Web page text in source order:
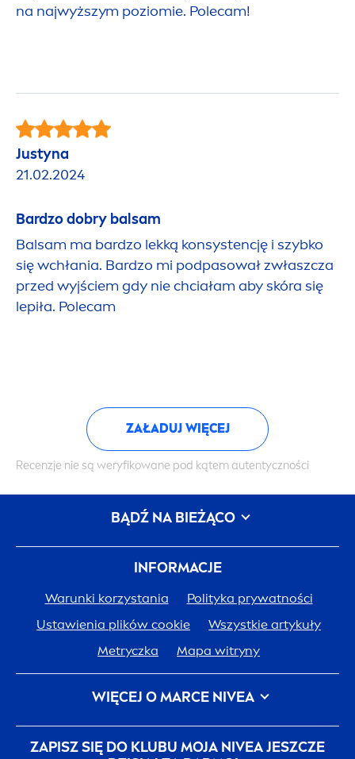
na najwyższym poziomie. Polecam!
Justyna
21.02.2024
Bardzo dobry balsam
Balsam ma bardzo lekką konsystencję i szybko
się wchłania. Bardzo mi podpasował zwłaszcza
przed wyjściem gdy nie chciałam aby skóra się
lepiła. Polecam
ZAŁADUJ WIĘCEJ
Recenzje nie są weryfikowane pod kątem autentyczności
INFORMACJE
Warunki korzystania
Polityka prywatności
Ustawienia plików cookie
Wszystkie artykuły
Metryczka
Mapa witryny
WIĘCEJ O MARCE NIVEA
HistoriaNIVEA
Kariera w Beiersdorf
JEDNA SKÓRA. JEDNA PLANETA. JEDNA TROSKA.
ZAPISZ SIĘ DO KLUBU MOJA NIVEAJESZCZE
BĄDŹ NA BIEŻĄCO